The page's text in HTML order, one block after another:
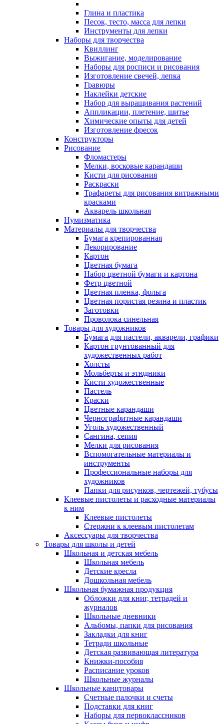
Глина и пластика
Песок, тесто, масса для лепки
Инструменты для лепки
Наборы для творчества
Квиллинг
Выжигание, моделирование
Наборы для росписи и рисования
Изготовление свечей, лепка
Гравюры
Наклейки детские
Набор для выращивания растений
Аппликации, плетение, шитье
Химические опыты для детей
Изготовление фресок
Конструкторы
Рисование
Фломастеры
Мелки, восковые карандаши
Кисти для рисования
Раскраски
Трафареты для рисования витражными
красками
Акварель школьная
Нумизматика
Материалы для творчества
Бумага крепированная
Декорирование
Картон
Цветная бумага
Набор цветной бумаги и картона
Фетр цветной
Цветная пленка, фольга
Цветная пористая резина и пластик
Заготовки
Проволока синельная
Товары для художников
Бумага для пастели, акварели, графики
Картон грунтованный для
художественных работ
Холсты
Мольберты и этюдники
Кисти художественные
Пастель
Краски
Цветные карандаши
Чернографитные карандаши
Уголь художественный
Сангина, сепия
Мелки для рисования
Вспомогательные материалы и
инструменты
Профессиональные наборы для
художников
Папки для рисунков, чертежей, тубусы
Клеевые пистолеты и расходные материалы
к ним
Клеевые пистолеты
Стержни к клеевым пистолетам
Аксессуары для творчества
Товары для школы и детей
Школьная и детская мебель
Школьная мебель
Детские кресла
Дошкольная мебель
Школьная бумажная продукция
Обложки для книг, тетрадей и
журналов
Школьные дневники
Альбомы, папки для рисования
Закладки для книг
Тетради школьные
Детская развивающая литература
Книжки-пособия
Расписание уроков
Школьные журналы
Школьные канцтовары
Счетные палочки и счеты
Подставки для книг
Наборы для первоклассников